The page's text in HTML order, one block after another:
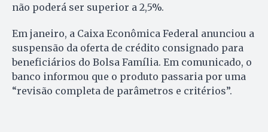
não poderá ser superior a 2,5%.
Em janeiro, a Caixa Econômica Federal anunciou a
suspensão da oferta de crédito consignado para
beneficiários do Bolsa Família. Em comunicado, o
banco informou que o produto passaria por uma
“revisão completa de parâmetros e critérios”.